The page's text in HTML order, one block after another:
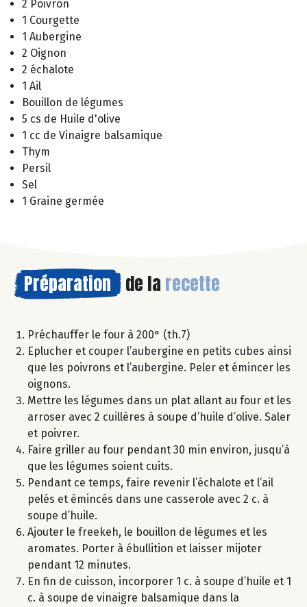
2 Poivron
1 Courgette
1 Aubergine
2 Oignon
2 échalote
1 Ail
Bouillon de légumes
5 cs de Huile d'olive
1 cc de Vinaigre balsamique
Thym
Persil
Sel
1 Graine germée
Préparation de la recette
Préchauffer le four à 200° (th.7)
Eplucher et couper l’aubergine en petits cubes ainsi
que les poivrons et l’aubergine. Peler et émincer les
oignons.
Mettre les légumes dans un plat allant au four et les
arroser avec 2 cuillères à soupe d’huile d’olive. Saler
et poivrer.
Faire griller au four pendant 30 min environ, jusqu’à
que les légumes soient cuits.
Pendant ce temps, faire revenir l’échalote et l’ail
pelés et émincés dans une casserole avec 2 c. à
soupe d’huile.
Ajouter le freekeh, le bouillon de légumes et les
aromates. Porter à ébullition et laisser mijoter
pendant 12 minutes.
En fin de cuisson, incorporer 1 c. à soupe d’huile et 1
c. à soupe de vinaigre balsamique dans la